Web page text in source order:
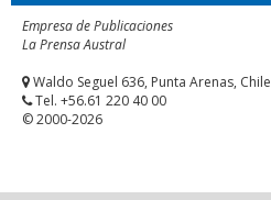
Empresa de Publicaciones
La Prensa Austral
Waldo Seguel 636, Punta Arenas, Chile
Tel. +56.61 220 40 00
© 2000-2026